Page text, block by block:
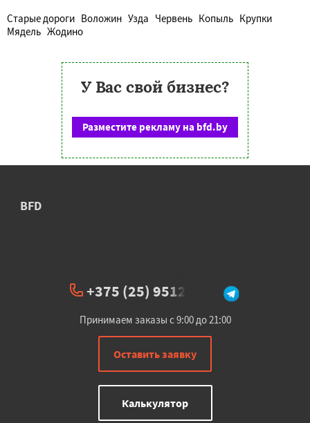
Старые дороги Воложин Узда Червень Копыль Крупки
Мядель Жодино
У Вас свой бизнес?
Разместите рекламу на bfd.by
BFD
+375 (25) 951234
Принимаем заказы с 9:00 до 21:00
Оставить заявку
Калькулятор